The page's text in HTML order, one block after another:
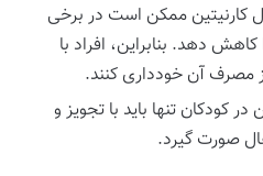
کارنیتین ممکن است در برخی
کاهش دهد. بنابراین، افراد با
مصرف آن خودداری کنند.
کودکان تنها باید با تجویز و
صورت گیرد.